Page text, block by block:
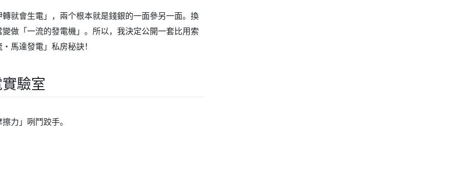
就會生電」，兩个根本就是錢銀的一面參另一面。換
做「一流的發電機」。所以，我決定公開一套比用索
馬達發電」私房秘訣！
驗室
力」咧鬥跤手。